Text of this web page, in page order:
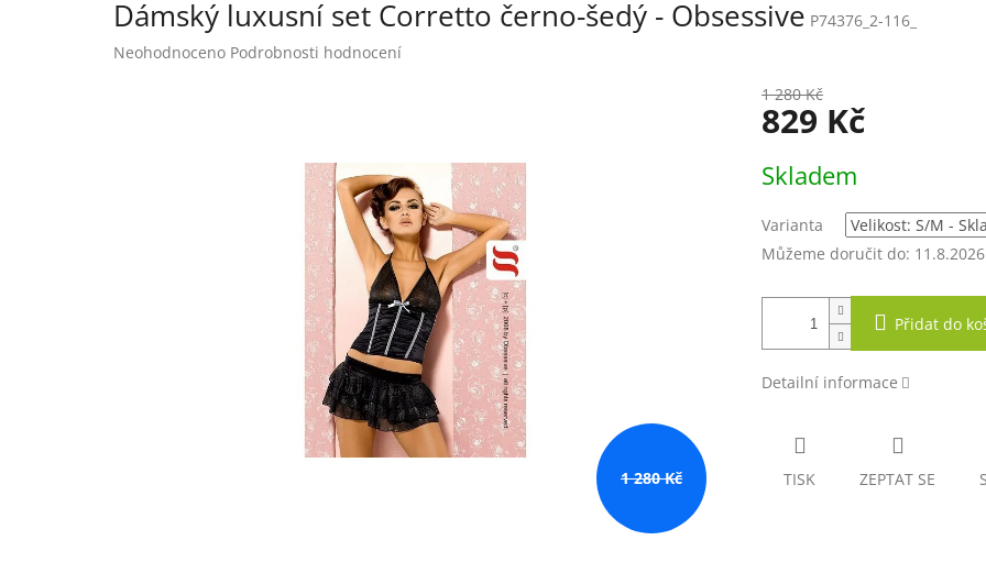
Dámský luxusní set Corretto černo-šedý - Obsessive P74376_2-116_
Průměrné
Neohodnoceno Podrobnosti hodnocení
1 280 Kč
1 280 Kč
829 Kč
cena:
Skladem
Varianta
Můžeme doručit do: 11.8.2026
Přidat do
Detailní informace
TISK ZEPTAT SE